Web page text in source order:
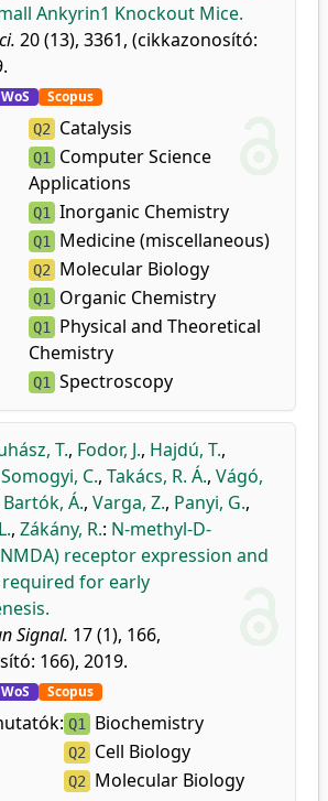
Ankyrin1 Knockout Mice.
20 (13), 3361, (cikkazonosító:
WoS Scopus
Q2 Catalysis
Q1
Computer Science
Applications
Q1 Inorganic Chemistry
Q1 Medicine (miscellaneous)
Q2 Molecular Biology
Q1 Organic Chemistry
Q1
Physical and Theoretical
Chemistry
Q1 Spectroscopy
T., Fodor, J., Hajdú, T.,
Somogyi, C., Takács, R. Á., Vágó,
Bartók, Á., Varga, Z., Panyi, G.,
, Zákány, R.: N-methyl-D-
receptor expression and
for early
Signal. 17 (1), 166,
166), 2019.
WoS Scopus
Q1 Biochemistry
Q2 Cell Biology
Q2 Molecular Biology